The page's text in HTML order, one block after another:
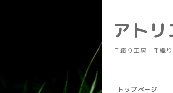
アト
手織り工房 手織
トップページ